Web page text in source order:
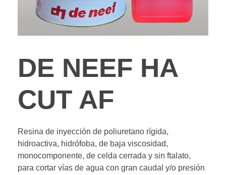
DE NEEF HA
CUT AF
Resina de inyección de poliuretano rígida,
hidroactiva, hidrófoba, de baja viscosidad,
monocomponente, de celda cerrada y sin ftalato,
para cortar vías de agua con gran caudal y/o presión